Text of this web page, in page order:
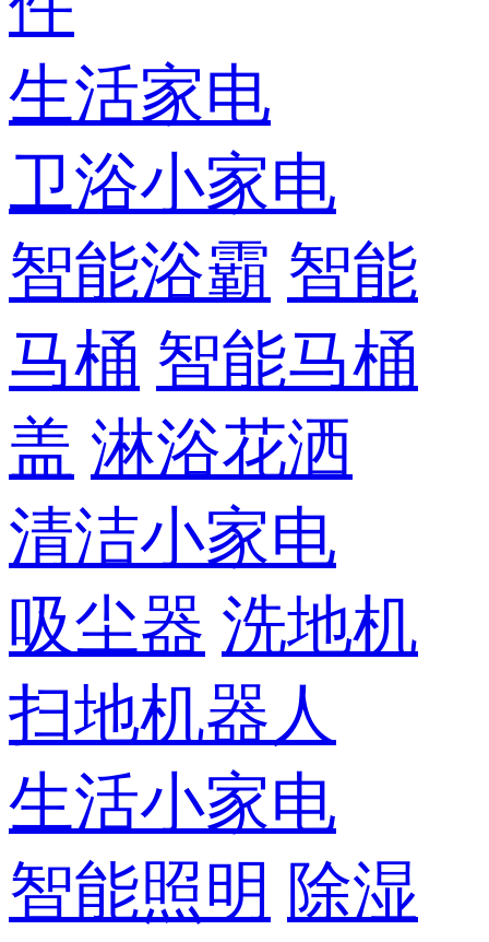
生活家电
卫浴小家电
智能浴霸 智能
马桶 智能马桶
盖 淋浴花洒
清洁小家电
吸尘器 洗地机
扫地机器人
生活小家电
智能照明 除湿